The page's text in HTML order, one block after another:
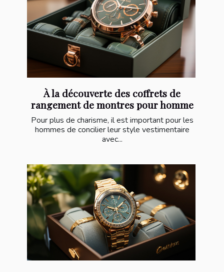
À la découverte des coffrets de
rangement de montres pour homme
Pour plus de charisme, il est important pour les
hommes de concilier leur style vestimentaire
avec...